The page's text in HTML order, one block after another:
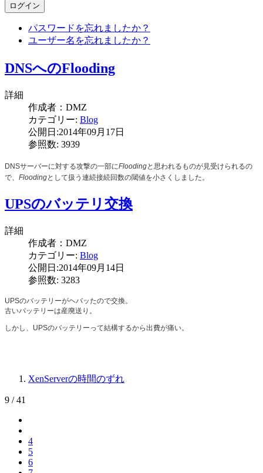
ログイン
パスワードを忘れましたか？
ユーザー名を忘れましたか？
DNSへのFlooding
詳細
作成者： DMZ
カテゴリー: Blog
公開日:2014年09月17日
参照数: 3939
DNSサーバーに対する攻撃の一部にFloodingと思われるものが見受けられるの
で、 Floodingとして扱う連続接続回数の閾値を小さくしました。
UPSのバッテリ交換
詳細
作成者： DMZ
カテゴリー: Blog
公開日:2014年09月14日
参照数: 3283
UPSのバッテリーがヘバッたので交換。
古いバッテリーは産廃送り。
しかし、UPSのバッテリーって結構するから出費が痛い。
XenServerの時間のずれ
9 / 41
4
5
6